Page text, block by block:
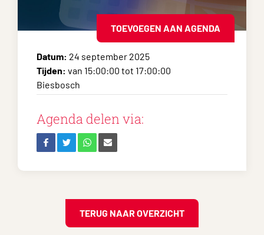
TOEVOEGEN AAN AGENDA
Datum: 24 september 2025
Tijden: van 15:00:00 tot 17:00:00
Biesbosch
Agenda delen via:
TERUG NAAR OVERZICHT